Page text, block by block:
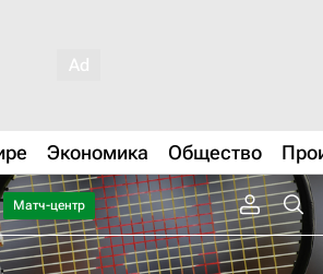
Экономика Общество
Матч-центр